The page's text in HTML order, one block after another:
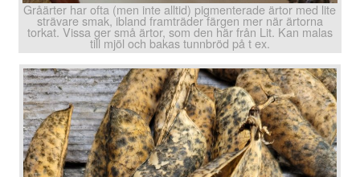
Gråärter har ofta (men inte alltid) pigmenterade ärtor med lite
strävare smak, ibland framträder färgen mer när ärtorna
torkat. Vissa ger små ärtor, som den här från Lit. Kan malas
till mjöl och bakas tunnbröd på t ex.